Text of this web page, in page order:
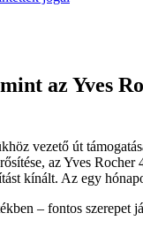
az Yves
vezető út
az Yves
kínált. Az egy
– fontos